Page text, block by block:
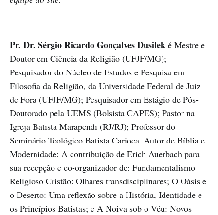
Pr. Dr. Sérgio Ricardo Gonçalves Dusilek é Mestre e
Doutor em Ciência da Religião (UFJF/MG);
Pesquisador do Núcleo de Estudos e Pesquisa em
Filosofia da Religião, da Universidade Federal de Juiz
de Fora (UFJF/MG); Pesquisador em Estágio de Pós-
Doutorado pela UEMS (Bolsista CAPES); Pastor na
Igreja Batista Marapendi (RJ/RJ); Professor do
Seminário Teológico Batista Carioca. Autor de Bíblia e
Modernidade: A contribuição de Erich Auerbach para
sua recepção e co-organizador de: Fundamentalismo
Religioso Cristão: Olhares transdisciplinares; O Oásis e
o Deserto: Uma reflexão sobre a História, Identidade e
os Princípios Batistas; e A Noiva sob o Véu: Novos